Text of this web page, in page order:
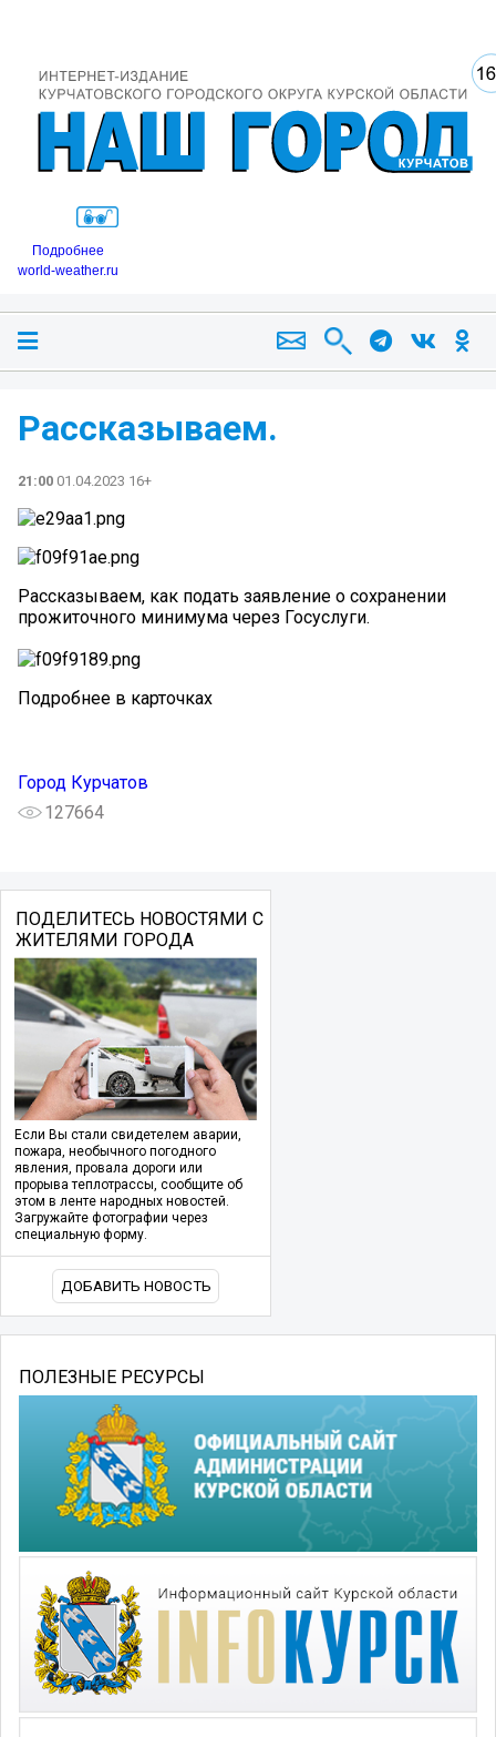
Подробнее
world-weather.ru
Рассказываем.
21:00 01.04.2023 16+
Рассказываем, как подать заявление о сохранении
прожиточного минимума через Госуслуги.
Подробнее в карточках
Город Курчатов
127664
ПОДЕЛИТЕСЬ НОВОСТЯМИ С
ЖИТЕЛЯМИ ГОРОДА
Если Вы стали свидетелем аварии,
пожара, необычного погодного
явления, провала дороги или
прорыва теплотрассы, сообщите об
этом в ленте народных новостей.
Загружайте фотографии через
специальную форму.
ДОБАВИТЬ НОВОСТЬ
ПОЛЕЗНЫЕ РЕСУРСЫ